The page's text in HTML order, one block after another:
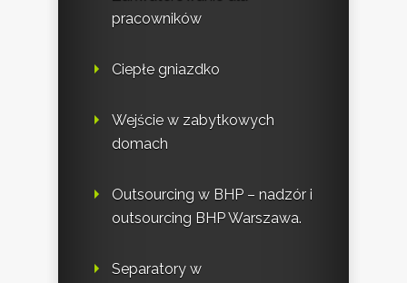
pracowników
Ciepłe gniazdko
Wejście w zabytkowych
domach
Outsourcing w BHP – nadzór i
outsourcing BHP Warszawa.
Separatory w